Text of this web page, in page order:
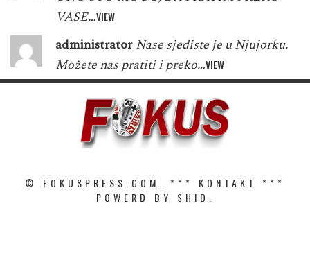
VASE…VIEW
administrator Nase sjediste je u Njujorku.
Možete nas pratiti i preko…VIEW
© FOKUSPRESS.COM. *** KONTAKT
***
POWERD BY SHID.